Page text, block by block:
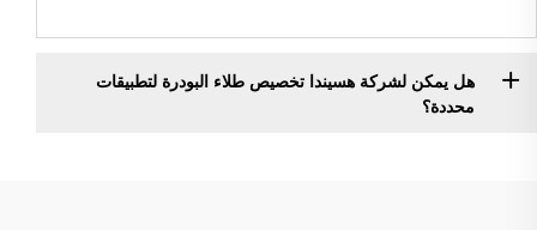
هل يمكن لشركة هسيندا تخصيص طلاء البودرة لتطبيقات
محددة؟